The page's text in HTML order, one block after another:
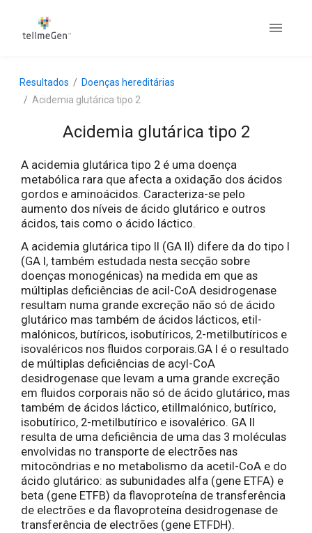
Resultados
Doenças hereditárias
Acidemia glutárica tipo 2
Acidemia glutárica tipo 2
A acidemia glutárica tipo 2 é uma doença
metabólica rara que afecta a oxidação dos ácidos
gordos e aminoácidos. Caracteriza-se pelo
aumento dos níveis de ácido glutárico e outros
ácidos, tais como o ácido láctico.
A acidemia glutárica tipo II (GA II) difere da do tipo I
(GA I, também estudada nesta secção sobre
doenças monogénicas) na medida em que as
múltiplas deficiências de acil-CoA desidrogenase
resultam numa grande excreção não só de ácido
glutárico mas também de ácidos lácticos, etil-
malónicos, butíricos, isobutíricos, 2-metilbutíricos e
isovaléricos nos fluidos corporais.GA I é o resultado
de múltiplas deficiências de acyl-CoA
desidrogenase que levam a uma grande excreção
em fluidos corporais não só de ácido glutárico, mas
também de ácidos láctico, etillmalónico, butírico,
isobutírico, 2-metilbutírico e isovalérico. GA II
resulta de uma deficiência de uma das 3 moléculas
envolvidas no transporte de electrões nas
mitocôndrias e no metabolismo da acetil-CoA e do
ácido glutárico: as subunidades alfa (gene ETFA) e
beta (gene ETFB) da flavoproteína de transferência
de electrões e da flavoproteína desidrogenase de
transferência de electrões (gene ETFDH).